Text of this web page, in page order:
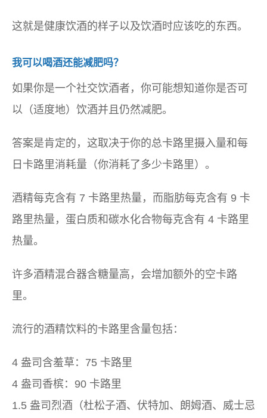
这就是健康饮酒的样子以及饮酒时应该吃的东西。
我可以喝酒还能减肥吗？
如果你是一个社交饮酒者，你可能想知道你是否可
以（适度地）饮酒并且仍然减肥。
答案是肯定的，这取决于你的总卡路里摄入量和每
日卡路里消耗量（你消耗了多少卡路里）。
酒精每克含有 7 卡路里热量，而脂肪每克含有 9 卡
路里热量，蛋白质和碳水化合物每克含有 4 卡路里
热量。
许多酒精混合器含糖量高，会增加额外的空卡路
里。
流行的酒精饮料的卡路里含量包括：
4 盎司含羞草：75 卡路里
4 盎司香槟：90 卡路里
1.5 盎司烈酒（杜松子酒、伏特加、朗姆酒、威士忌